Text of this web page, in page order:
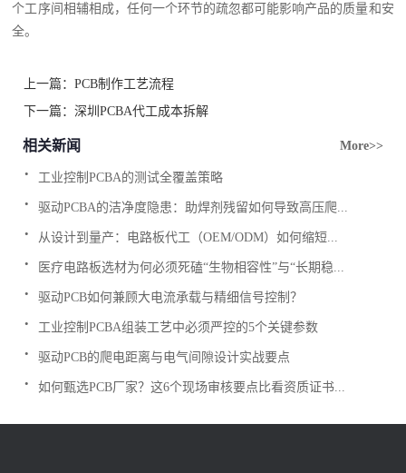
个工序间相辅相成，任何一个环节的疏忽都可能影响产品的质量和安
全。
上一篇：PCB制作工艺流程
下一篇：深圳PCBA代工成本拆解
相关新闻 More>>
工业控制PCBA的测试全覆盖策略
.
驱动PCBA的洁净度隐患：助焊剂残留如何导致高压爬...
.
从设计到量产：电路板代工（OEM/ODM）如何缩短...
.
医疗电路板选材为何必须死磕“生物相容性”与“长期稳...
.
驱动PCB如何兼顾大电流承载与精细信号控制？
.
工业控制PCBA组装工艺中必须严控的5个关键参数
.
驱动PCB的爬电距离与电气间隙设计实战要点
.
如何甄选PCB厂家？这6个现场审核要点比看资质证书...
.